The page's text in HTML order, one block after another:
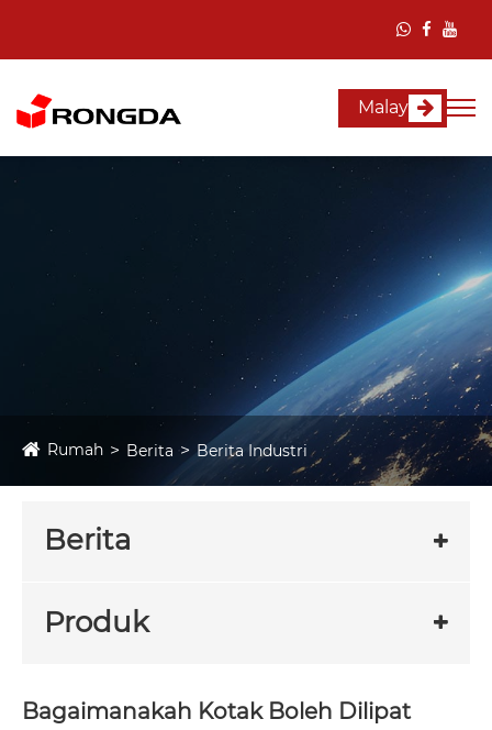
Malay
Rumah Berita Berita Industri
Berita
Produk
Bagaimanakah Kotak Boleh Dilipat